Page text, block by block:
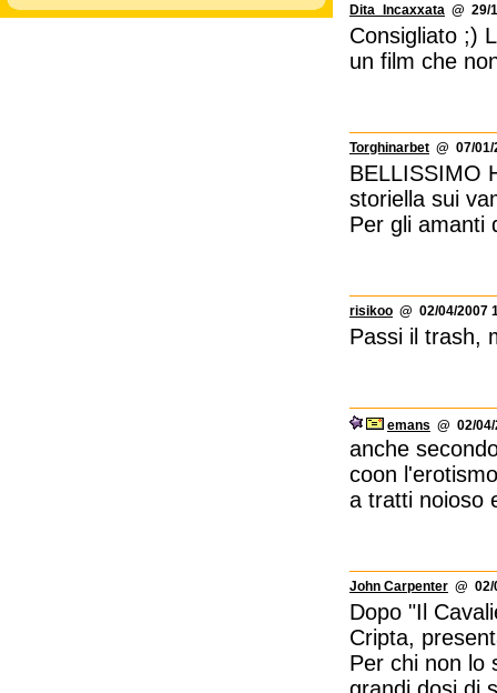
Dita_Incaxxata @ 29/
Consigliato ;)
un film che
Torghinarbet @ 07/01/
BELLISSIMO
storiella sui
Per gli amanti
risikoo @ 02/04/2007
Passi il trash,
emans @ 02/
anche
coon
a tratti noioso
John Carpenter @ 02/
Dopo "Il
Cripta,
Per chi non lo